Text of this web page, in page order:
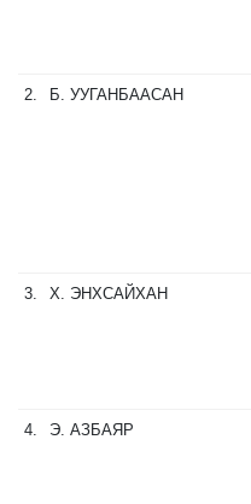
2. Б. УУГАНБААСАН
3. Х. ЭНХСАЙХАН
4. Э. АЗБАЯР